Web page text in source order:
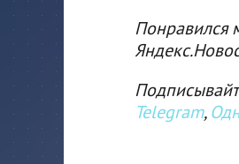
Понравился
Telegram,